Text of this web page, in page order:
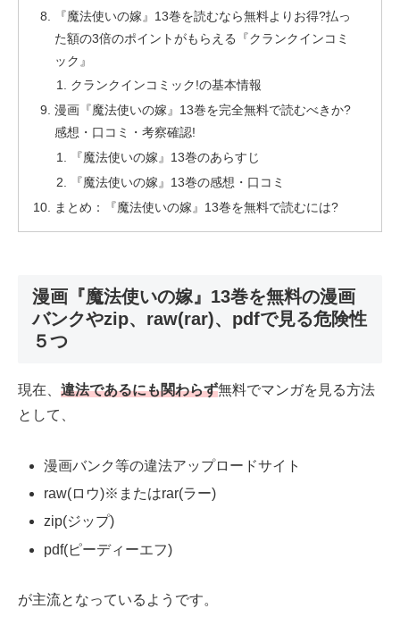
『魔法使いの嫁』13巻を読むなら無料よりお得?払っ
た額の3倍のポイントがもらえる『クランクインコミ
ック』
クランクインコミック!の基本情報
漫画『魔法使いの嫁』13巻を完全無料で読むべきか?
感想・口コミ・考察確認!
『魔法使いの嫁』13巻のあらすじ
『魔法使いの嫁』13巻の感想・口コミ
まとめ：『魔法使いの嫁』13巻を無料で読むには?
漫画『魔法使いの嫁』13巻を無料の漫画
バンクやzip、raw(rar)、pdfで見る危険性
５つ
現在、 違法であるにも関わらず無料でマンガを見る方法
として、
漫画バンク等の違法アップロードサイト
raw(ロウ)※またはrar(ラー)
zip(ジップ)
pdf(ピーディーエフ)
が主流となっているようです。